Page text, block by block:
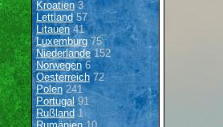
Kroatien3
Lettland57
Litauen41
Luxemburg 75
Niederlande152
Norwegen6
Oesterreich72
Polen 241
Portugal91
Rußland 1